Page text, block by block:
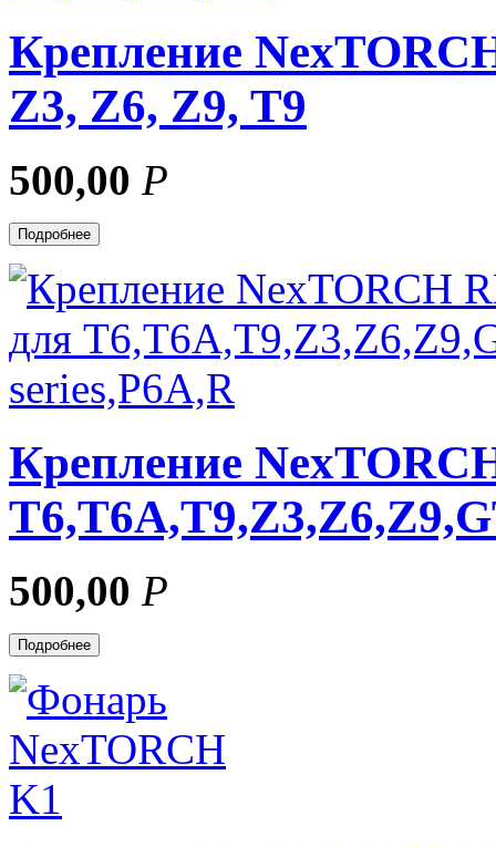
Крепление
Z3, Z6, Z9, T9
500,00 Р
Подробнее
Крепление
500,00 Р
Подробнее